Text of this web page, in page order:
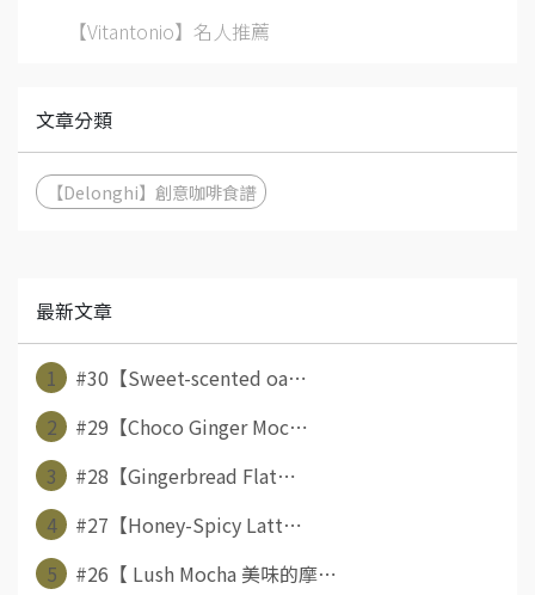
【Vitantonio】名人推薦
文章分類
【Delonghi】創意咖啡食譜
最新文章
1
#30【Sweet-scented oa⋯
2
#29【Choco Ginger Moc⋯
3
#28【Gingerbread Flat⋯
4
#27【Honey-Spicy Latt⋯
5
#26【 Lush Mocha 美味的摩⋯